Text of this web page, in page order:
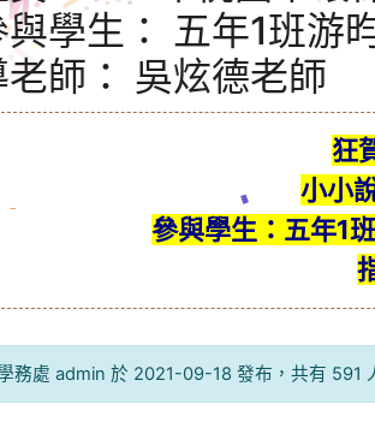
與學生： 五年1班游
老師： 吳炫德老師
狂
小小
參與學生：五年1
務處 admin 於 2021-09-18 發布，共有 591